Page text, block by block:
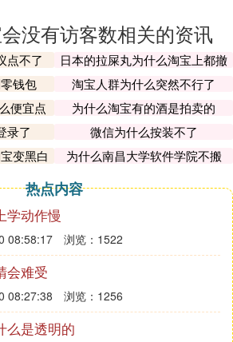
没有访客数相关的资讯
点不了
日本的拉屎丸为什么淘宝上都撤
了
钱包
淘宝人群为什么突然不行了
便宜点
为什么淘宝有的酒是拍卖的
录了
微信为什么按装不了
变黑白
为什么南昌大学软件学院不搬
热点内容
学动作慢
08:58:17 浏览：1522
会难受
08:27:38 浏览：1256
么是透明的